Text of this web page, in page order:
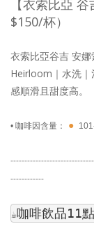
【衣索比亞 谷
$150/杯）
衣索比亞谷吉 安娜
Heirloom ｜水洗
感順滑且甜度高。
• 咖啡因含量： ●
------------
☕咖啡飲品11